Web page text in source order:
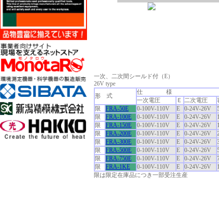
一次、二次間シールド付（E）
26V type
形 式
仕 様
一次電圧
Ｅ 二次電圧
限
FRA-50E 0-100V-110V E 0-24V-26V
限
FRA-100E 0-100V-110V E 0-24V-26V
限
FRA-150E 0-100V-110V E 0-24V-26V
限
FRA-200E 0-100V-110V E 0-24V-26V
限
FRA-300E 0-100V-110V E 0-24V-26V
限
FRA-500E 0-100V-110V E 0-24V-26V
限
FRA-750E 0-100V-110V E 0-24V-26V
限
FRA-1KE 0-100V-110V E 0-24V-26V
限は限定在庫品につき一部受注生産